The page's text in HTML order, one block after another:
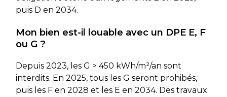
puis D en 2034.
Mon bien est-il louable avec un DPE E, F
ou G ?
Depuis 2023, les G > 450 kWh/m²/an sont
interdits. En 2025, tous les G seront prohibés,
puis les F en 2028 et les E en 2034. Des travaux